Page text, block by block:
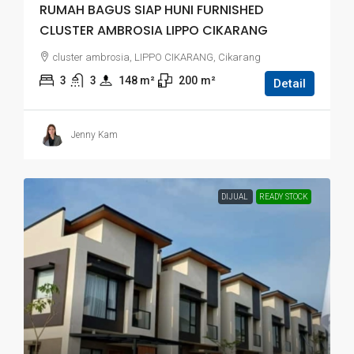
RUMAH BAGUS SIAP HUNI FURNISHED
CLUSTER AMBROSIA LIPPO CIKARANG
cluster ambrosia, LIPPO CIKARANG, Cikarang
3 3 148 m² 200 m² Detail
Jenny Kam
DIJUAL READY STOCK